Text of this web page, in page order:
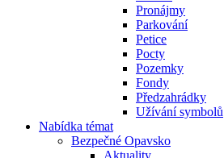
Pronájmy
Parkování
Petice
Pocty
Pozemky
Fondy
Předzahrádky
Užívání symbolů
Nabídka témat
Bezpečné Opavsko